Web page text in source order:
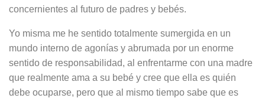
concernientes al futuro de padres y bebés.
Yo misma me he sentido totalmente sumergida en un
mundo interno de agonías y abrumada por un enorme
sentido de responsabilidad, al enfrentarme con una madre
que realmente ama a su bebé y cree que ella es quién
debe ocuparse, pero que al mismo tiempo sabe que es